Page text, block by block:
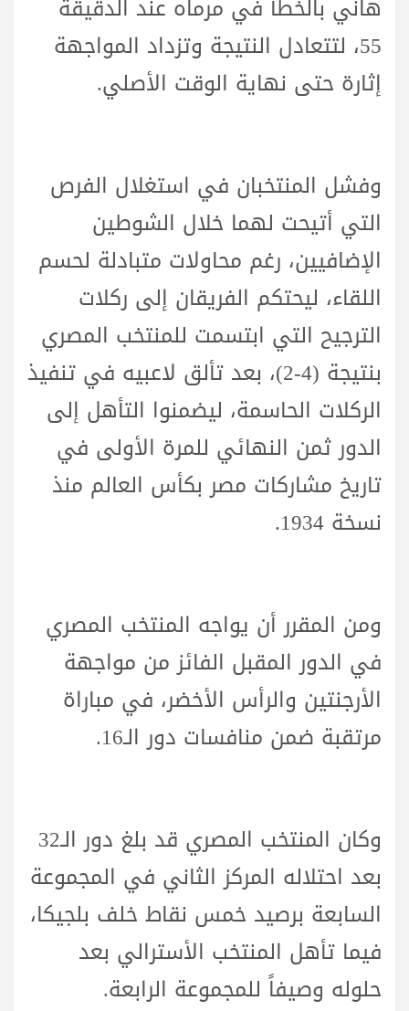
هاني بالخطأ في مرماه عند الدقيقة
55، لتتعادل النتيجة وتزداد المواجهة
إثارة حتى نهاية الوقت الأصلي.
وفشل المنتخبان في استغلال الفرص
التي أتيحت لهما خلال الشوطين
الإضافيين، رغم محاولات متبادلة لحسم
اللقاء، ليحتكم الفريقان إلى ركلات
الترجيح التي ابتسمت للمنتخب المصري
بنتيجة (4-2)، بعد تألق لاعبيه في تنفيذ
الركلات الحاسمة، ليضمنوا التأهل إلى
الدور ثمن النهائي للمرة الأولى في
تاريخ مشاركات مصر بكأس العالم منذ
نسخة 1934.
ومن المقرر أن يواجه المنتخب المصري
في الدور المقبل الفائز من مواجهة
الأرجنتين والرأس الأخضر، في مباراة
مرتقبة ضمن منافسات دور الـ16.
وكان المنتخب المصري قد بلغ دور الـ32
بعد احتلاله المركز الثاني في المجموعة
السابعة برصيد خمس نقاط خلف بلجيكا،
فيما تأهل المنتخب الأسترالي بعد
حلوله وصيفاً للمجموعة الرابعة.